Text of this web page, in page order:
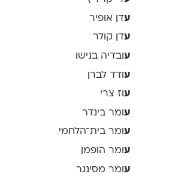
עדן אופיר
עדן קולר
ע ובדיה בנישו
ע ודד לברן
עוז צרי
ע ומר בינדר
עומר בית־הלחמי
ע ומר הופמן
ע ומר מסינגר